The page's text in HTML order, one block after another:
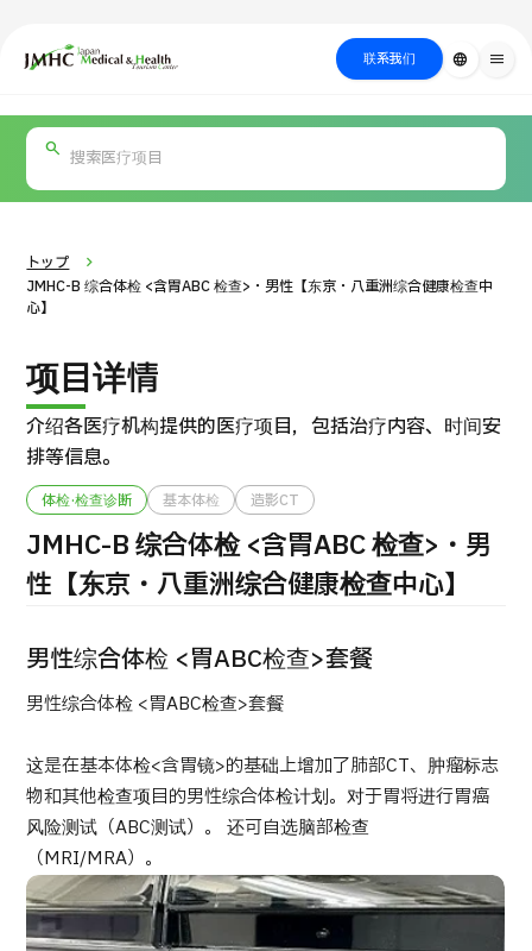
日本医疗健康雅旅中心（JMHC） 联系我们 language menu
关于日本医疗
按部位・疾
病搜索
方法搜索
医疗
TOP
关于JMHC
面向国际患者
PICK UP PROGRAM
国际 第二医疗意见（湘南镰仓综合医院）
治療 治療
2026.01.12
トップ
JMHC-B 综合体检 <含胃ABC 检查>・男性【东京・八重洲综合健康检查中
心】
项目详情
介绍各医疗机构提供的医疗项目，包括治疗内容、时间安
排等信息。
体检·检查诊断 基本体检 造影CT
JMHC-B 综合体检 <含胃ABC 检查>・男
性【东京・八重洲综合健康检查中心】
男性综合体检 <胃ABC检查>套餐
男性综合体检 <胃ABC检查>套餐
这是在基本体检<含胃镜>的基础上增加了肺部CT、肿瘤标志
物和其他检查项目的男性综合体检计划。对于胃将进行胃癌
风险测试（ABC测试）。 还可自选脑部检查
（MRI/MRA）。